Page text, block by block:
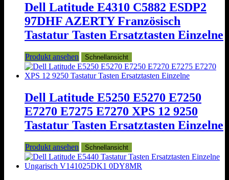
Dell Latitude E4310 C5882 ESDP2
97DHF AZERTY Französisch
Tastatur Tasten Ersatztasten Einzelne
Produkt ansehen Schnellansicht
Dell Latitude E5250 E5270 E7250
E7270 E7275 E7270 XPS 12 9250
Tastatur Tasten Ersatztasten Einzelne
Produkt ansehen Schnellansicht